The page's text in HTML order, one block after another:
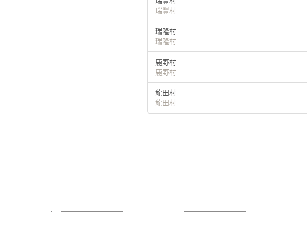
瑞豐村
瑞隆村
瑞隆村
鹿野村
鹿野村
龍田村
龍田村